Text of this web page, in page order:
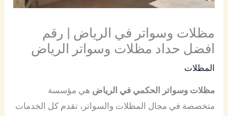
مظلات وسواتر في الرياض | رقم
افضل حداد مظلات وسواتر الرياض
المظلات
مظلات وسواتر الحكمي في الرياض هي مؤسسة
متخصصة في مجال المظلات والسواتر، تقدم كل الخدمات